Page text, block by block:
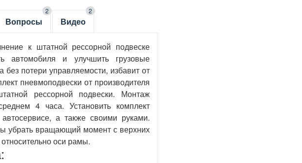
Вопросы
2
Видео
2
к штатной рессорной подвеске
автомобиля и улучшить грузовые
без потери управляемости, избавит от
пневмоподвески от производителя
рессорной подвески. Монтаж
4 часа. Установить комплект
а также своими руками.
убрать вращающий момент с верхних
оси рамы.
: